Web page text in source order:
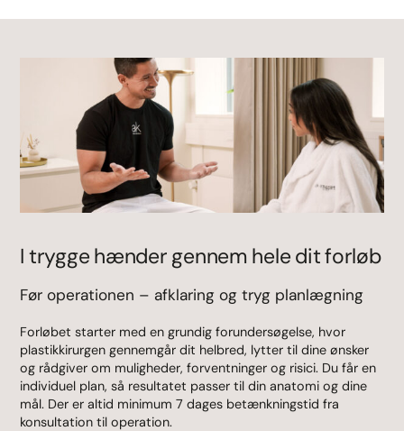
I trygge hænder gennem hele dit forløb
Før operationen – afklaring og tryg planlægning
Forløbet starter med en grundig forundersøgelse, hvor
plastikkirurgen gennemgår dit helbred, lytter til dine ønsker
og rådgiver om muligheder, forventninger og risici. Du får en
individuel plan, så resultatet passer til din anatomi og dine
mål. Der er altid minimum 7 dages betænkningstid fra
konsultation til operation.